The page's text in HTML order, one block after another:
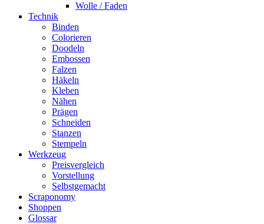
Wolle / Faden
Technik
Binden
Colorieren
Doodeln
Embossen
Falzen
Häkeln
Kleben
Nähen
Prägen
Schneiden
Stanzen
Stempeln
Werkzeug
Preisvergleich
Vorstellung
Selbstgemacht
Scraponomy
Shoppen
Glossar